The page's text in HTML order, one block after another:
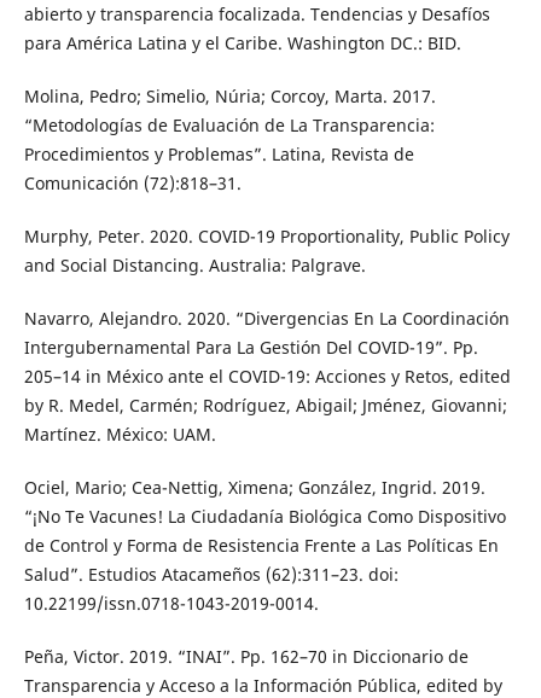
abierto y transparencia focalizada. Tendencias y Desafíos
para América Latina y el Caribe. Washington DC.: BID.
Molina, Pedro; Simelio, Núria; Corcoy, Marta. 2017.
“Metodologías de Evaluación de La Transparencia:
Procedimientos y Problemas”. Latina, Revista de
Comunicación (72):818–31.
Murphy, Peter. 2020. COVID-19 Proportionality, Public Policy
and Social Distancing. Australia: Palgrave.
Navarro, Alejandro. 2020. “Divergencias En La Coordinación
Intergubernamental Para La Gestión Del COVID-19”. Pp.
205–14 in México ante el COVID-19: Acciones y Retos, edited
by R. Medel, Carmén; Rodríguez, Abigail; Jménez, Giovanni;
Martínez. México: UAM.
Ociel, Mario; Cea-Nettig, Ximena; González, Ingrid. 2019.
“¡No Te Vacunes! La Ciudadanía Biológica Como Dispositivo
de Control y Forma de Resistencia Frente a Las Políticas En
Salud”. Estudios Atacameños (62):311–23. doi:
10.22199/issn.0718-1043-2019-0014.
Peña, Victor. 2019. “INAI”. Pp. 162–70 in Diccionario de
Transparencia y Acceso a la Información Pública, edited by